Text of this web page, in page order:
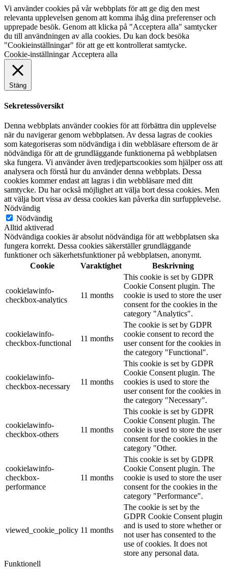
Vi använder cookies på vår webbplats för att ge dig den mest
relevanta upplevelsen genom att komma ihåg dina preferenser och
upprepade besök. Genom att klicka på "Acceptera alla" samtycker
du till användningen av alla cookies. Du kan dock besöka
"Cookieinställningar" för att ge ett kontrollerat samtycke.
Cookie-inställningar Acceptera alla
Stäng
Sekretessöversikt
Denna webbplats använder cookies för att förbättra din upplevelse
när du navigerar genom webbplatsen. Av dessa lagras de cookies
som kategoriseras som nödvändiga i din webbläsare eftersom de är
nödvändiga för att de grundläggande funktionerna på webbplatsen
ska fungera. Vi använder även tredjepartscookies som hjälper oss att
analysera och förstå hur du använder denna webbplats. Dessa
cookies kommer endast att lagras i din webbläsare med ditt
samtycke. Du har också möjlighet att välja bort dessa cookies. Men
att välja bort vissa av dessa cookies kan påverka din surfupplevelse.
Nödvändig
Nödvändig
Alltid aktiverad
Nödvändiga cookies är absolut nödvändiga för att webbplatsen ska
fungera korrekt. Dessa cookies säkerställer grundläggande
funktioner och säkerhetsfunktioner på webbplatsen, anonymt.
Cookie
Varaktighet Beskrivning
cookielawinfo-
checkbox-analytics
11 months
This cookie is set by GDPR
Cookie Consent plugin. The
cookie is used to store the user
consent for the cookies in the
category "Analytics".
cookielawinfo-
checkbox-functional
11 months
The cookie is set by GDPR
cookie consent to record the
user consent for the cookies in
the category "Functional".
cookielawinfo-
checkbox-necessary
11 months
This cookie is set by GDPR
Cookie Consent plugin. The
cookies is used to store the
user consent for the cookies in
the category "Necessary".
cookielawinfo-
checkbox-others
11 months
This cookie is set by GDPR
Cookie Consent plugin. The
cookie is used to store the user
consent for the cookies in the
category "Other.
cookielawinfo-
checkbox-
performance
11 months
This cookie is set by GDPR
Cookie Consent plugin. The
cookie is used to store the user
consent for the cookies in the
category "Performance".
viewed_cookie_policy 11 months
The cookie is set by the
GDPR Cookie Consent plugin
and is used to store whether or
not user has consented to the
use of cookies. It does not
store any personal data.
Funktionell